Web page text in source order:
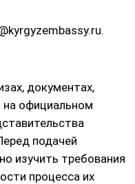
документах,
на официальном
подачей
изучить требования
процесса их